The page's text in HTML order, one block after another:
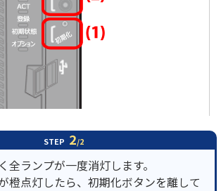
STEP 2/2
全ランプが一度消灯します。
橙点灯したら、初期化ボタンを離して